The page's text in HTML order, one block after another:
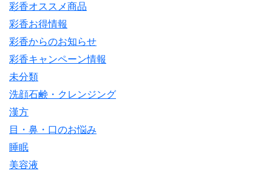
彩香オススメ商品
彩香お得情報
彩香からのお知らせ
彩香キャンペーン情報
未分類
洗顔石鹸・クレンジング
漢方
目・鼻・口のお悩み
睡眠
美容液